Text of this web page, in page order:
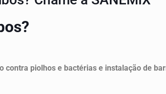
contra piolhos e bactérias e instalação de